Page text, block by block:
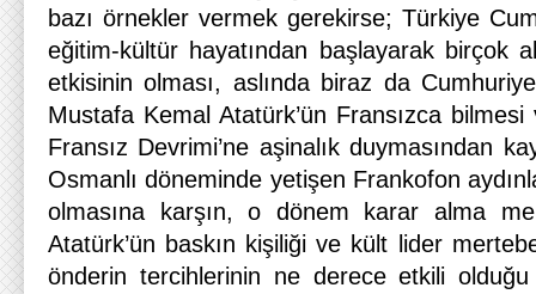
bazı örnekler vermek gerekirse; Türkiye
eğitim-kültür hayatından başlayarak birçok
etkisinin olması, aslında biraz da
Mustafa Kemal Atatürk’ün Fransızca
Fransız Devrimi’ne aşinalık duymasından
Osmanlı döneminde yetişen Frankofon
olmasına karşın, o dönem karar alma
Atatürk’ün baskın kişiliği ve kült lider
önderin tercihlerinin ne derece etkili olduğu